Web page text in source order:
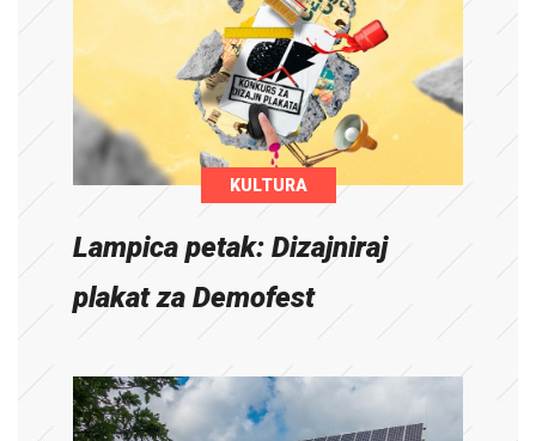
KULTURA
Lampica petak: Dizajniraj
plakat za Demofest